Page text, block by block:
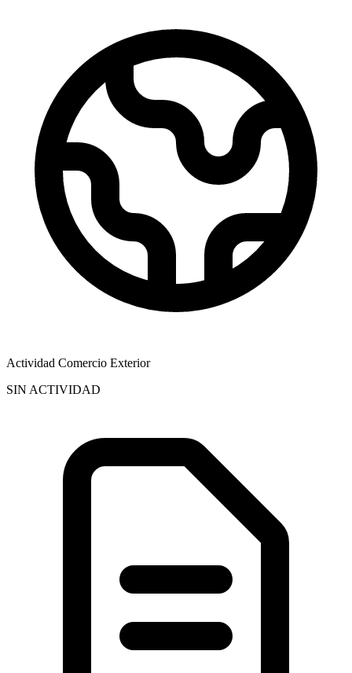
Actividad Comercio Exterior
SIN ACTIVIDAD